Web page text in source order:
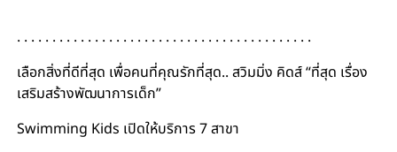
. . . . . . . . . . . . . . . . . . . . . . . . . . . . . . . . . . . . . . . . . .
เลือกสิ่งที่ดีที่สุด เพื่อคนที่คุณรักที่สุด.. สวิมมิ่ง คิดส์ “ที่สุด เรื่อง
เสริมสร้างพัฒนาการเด็ก”
Swimming Kids เปิดให้บริการ 7 สาขา